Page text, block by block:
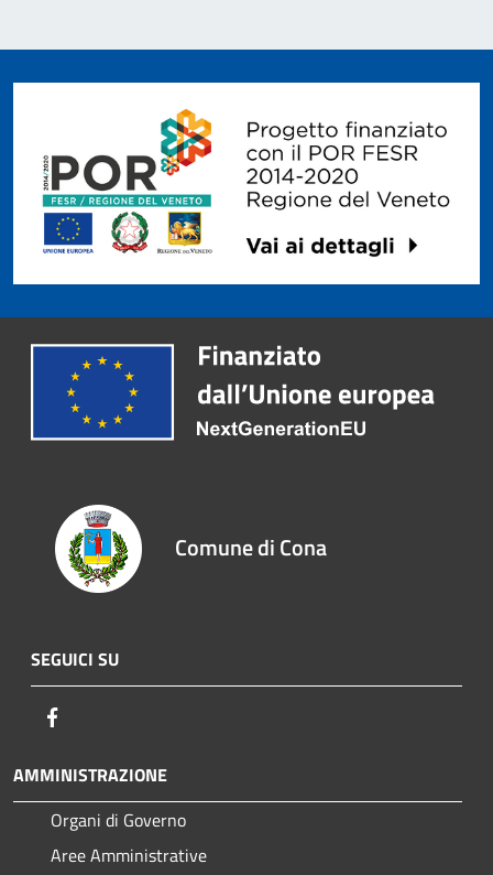
Comune di Cona
SEGUICI SU
AMMINISTRAZIONE
Organi di Governo
Aree Amministrative